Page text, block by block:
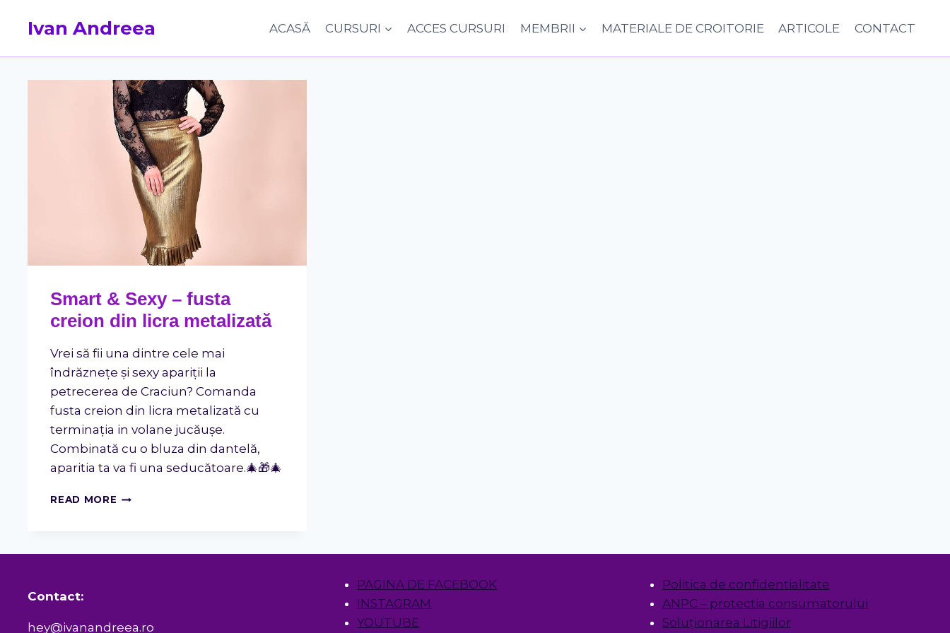
Ivan Andreea ACASĂ CURSURI ACCES CURSURI MEMBRII MATERIALE DE CROITORIE ARTICOLE CONTACT
Smart & Sexy – fusta
creion din licra metalizată
Vrei să fii una dintre cele mai
îndrăznețe și sexy apariții la
petrecerea de Craciun? Comanda
fusta creion din licra metalizată cu
terminația in volane jucăușe.
Combinată cu o bluza din dantelă,
aparitia ta va fi una seducătoare.🎄🎁🎄
READ MORE SMART
FUSTA
Contact:
hey@ivanandreea.ro
PAGINA DE FACEBOOK
INSTAGRAM
YOUTUBE
Politica de confidentialitate
ANPC – protectia consumatorului
Soluționarea Litigiilor